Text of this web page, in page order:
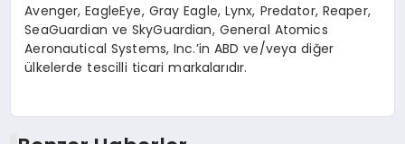
Avenger, EagleEye, Gray Eagle, Lynx, Predator, Reaper,
SeaGuardian ve SkyGuardian, General Atomics
Aeronautical Systems, Inc.’in ABD ve/veya diğer
ülkelerde tescilli ticari markalarıdır.